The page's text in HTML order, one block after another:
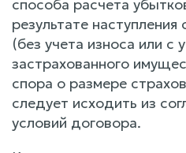
способа расчета
результате наступления
(без учета износа или с
застрахованного
спора о размере
следует исходить из
условий договора.